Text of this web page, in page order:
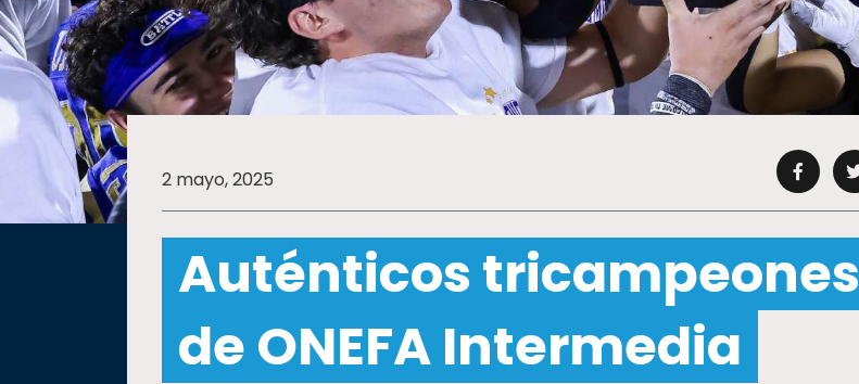
SUSTENTABILIDAD
TEMAS
Oferta
educativa
Internacionalización
2 mayo, 2025
Auténticos tricampeones
de ONEFA Intermedia